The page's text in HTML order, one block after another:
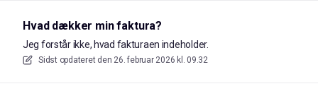
Hvad dækker min faktura?
Jeg forstår ikke, hvad fakturaen indeholder.
Sidst opdateret den 26. februar 2026 kl. 09.32